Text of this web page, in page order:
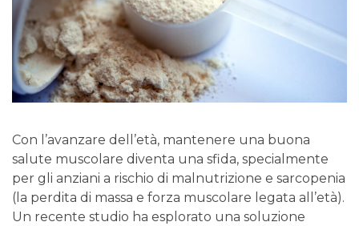
Con l’avanzare dell’età, mantenere una buona
salute muscolare diventa una sfida, specialmente
per gli anziani a rischio di malnutrizione e sarcopenia
(la perdita di massa e forza muscolare legata all’età).
Un recente studio ha esplorato una soluzione